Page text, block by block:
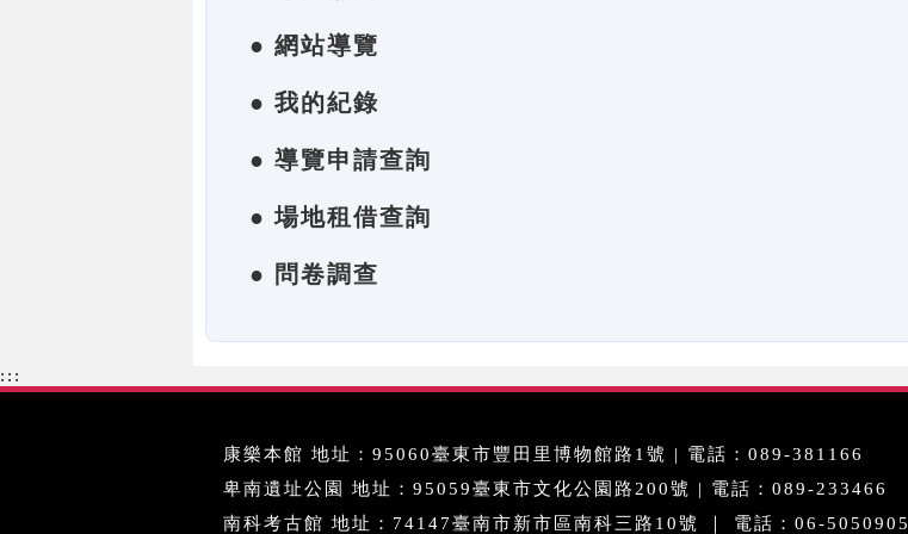
● 網站導覽
● 我的紀錄
● 導覽申請查詢
● 場地租借查詢
● 問卷調查
:::
康樂本館 地址：95060臺東市豐田里博物館路1號 | 電話：089-381166
卑南遺址公園 地址：95059臺東市文化公園路200號 | 電話：089-233466
南科考古館 地址：74147臺南市新市區南科三路10號 ｜ 電話：06-5050905